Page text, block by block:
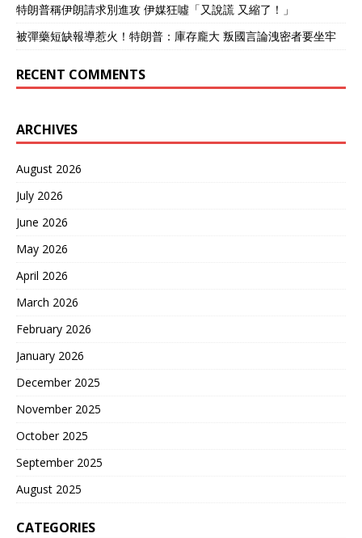
特朗普稱伊朗請求別進攻 伊媒狂噓「又說謊 又縮了！」
被彈藥短缺報導惹火！特朗普：庫存龐大 叛國言論洩密者要坐牢
RECENT COMMENTS
ARCHIVES
August 2026
July 2026
June 2026
May 2026
April 2026
March 2026
February 2026
January 2026
December 2025
November 2025
October 2025
September 2025
August 2025
CATEGORIES